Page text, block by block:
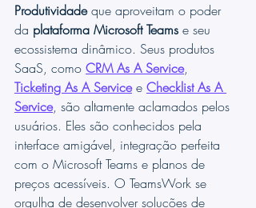
Produtividade que aproveitam o poder
da plataforma Microsoft Teams e seu
ecossistema dinâmico. Seus produtos
SaaS, como CRM As A Service,
Ticketing As A Service e Checklist As A
Service, são altamente aclamados pelos
usuários. Eles são conhecidos pela
interface amigável, integração perfeita
com o Microsoft Teams e planos de
preços acessíveis. O TeamsWork se
orgulha de desenvolver soluções de